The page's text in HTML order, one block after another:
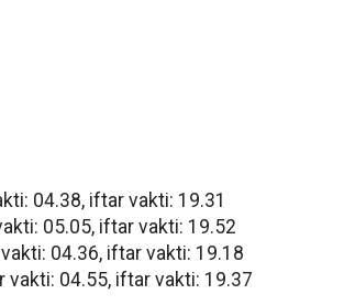
04.38, iftar vakti: 19.31
05.05, iftar vakti: 19.52
04.36, iftar vakti: 19.18
vakti: 04.55, iftar vakti: 19.37